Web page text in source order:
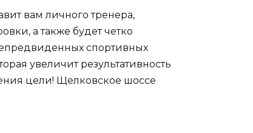
вам личного тренера,
а также будет четко
спортивных
увеличит результативность
цели! Щелковское шоссе